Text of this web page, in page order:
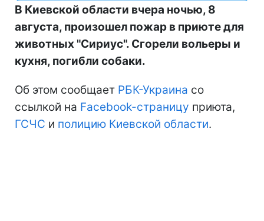
В Киевской области вчера ночью, 8
августа, произошел пожар в приюте для
животных "Сириус". Сгорели вольеры и
кухня, погибли собаки.
Об этом сообщает РБК-Украина со
ссылкой на Facebook-страницу приюта,
ГСЧС и полицию Киевской области.